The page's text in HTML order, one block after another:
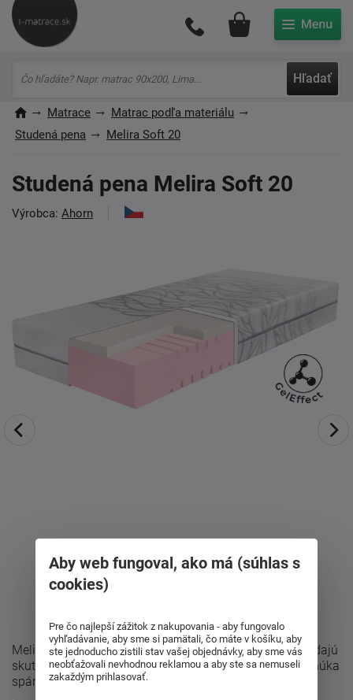
Hľadať
Môj účet
Matrace
Matrac podľa materiálu
Studená pena
Melira Soft 20
Studená pena Melira Soft 20
Výrobca: Ahorn
Melira Soft 20 bola navrhnutá pre zákazníkov, ktorí hľadajú
skutočné mäkučké a poddajné vykonanie matraca. Ponúka
spánok ako na obláčiku a ...
Aby web fungoval, ako má (súhlas s
cookies)
Pre čo najlepší zážitok z nakupovania - aby fungovalo
vyhľadávanie, aby sme si pamätali, čo máte v košíku, aby
ste jednoducho zistili stav vašej objednávky, aby sme vás
neobťažovali nevhodnou reklamou a aby ste sa nemuseli
zakaždým prihlasovať.